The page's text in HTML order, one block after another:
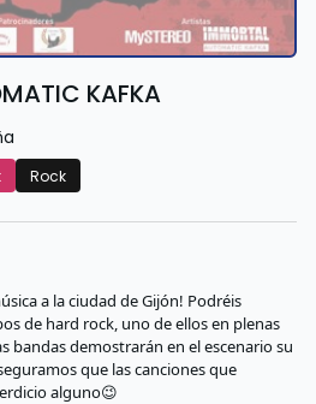
KAFKA
Rock
a la ciudad de Gijón! Podréis
de hard rock, uno de ellos en plenas
bandas demostrarán en el escenario su
que las canciones que
alguno😉